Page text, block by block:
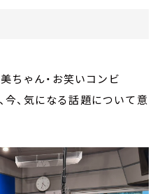
ちゃん・お笑いコンビ
、気になる話題について意